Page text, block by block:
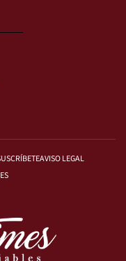
AVISO LEGAL